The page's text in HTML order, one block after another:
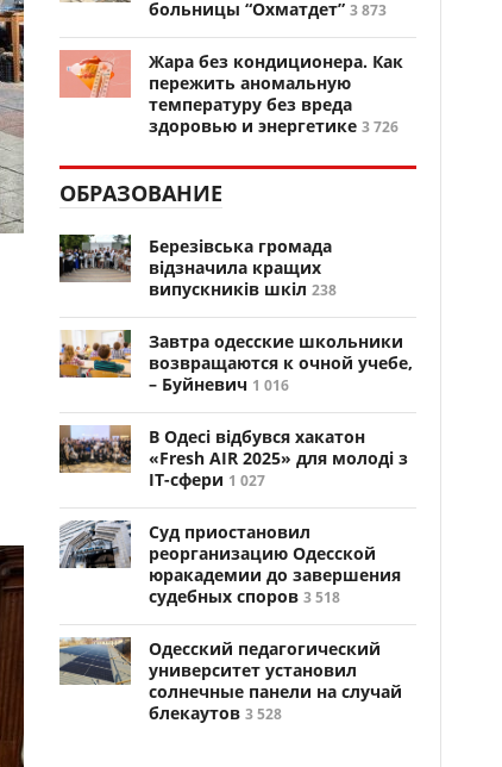
больницы “Охматдет” 3 873
Жара без кондиционера. Как
пережить аномальную
температуру без вреда
здоровью и энергетике 3 726
ОБРАЗОВАНИЕ
Березівська громада
відзначила кращих
випускників шкіл 238
Завтра одесские школьники
возвращаются к очной учебе,
– Буйневич 1 016
В Одесі відбувся хакатон
«Fresh AIR 2025» для молоді з
ІТ-сфери 1 027
Суд приостановил
реорганизацию Одесской
юракадемии до завершения
судебных споров 3 518
Одесский педагогический
университет установил
солнечные панели на случай
блекаутов 3 528